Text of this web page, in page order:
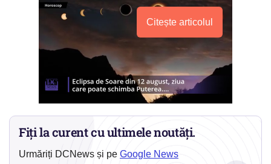
Citește articolul
Fiți la curent cu ultimele noutăți.
Urmăriți DCNews și pe Google News